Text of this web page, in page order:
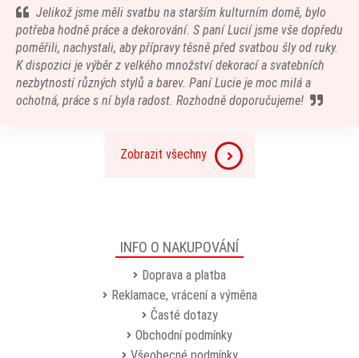
Jelikož jsme měli svatbu na starším kulturním domě, bylo
potřeba hodně práce a dekorování. S paní Lucií jsme vše dopředu
poměřili, nachystali, aby přípravy těsně před svatbou šly od ruky.
K dispozici je výběr z velkého množství dekorací a svatebních
nezbytností různých stylů a barev. Paní Lucie je moc milá a
ochotná, práce s ní byla radost. Rozhodně doporučujeme!
Zobrazit všechny
INFO O NAKUPOVÁNÍ
Doprava a platba
Reklamace, vrácení a výměna
Časté dotazy
Obchodní podmínky